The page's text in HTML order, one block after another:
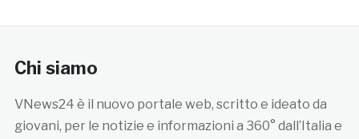
Chi siamo
VNews24 è il nuovo portale web, scritto e ideato da
giovani, per le notizie e informazioni a 360° dall’Italia e